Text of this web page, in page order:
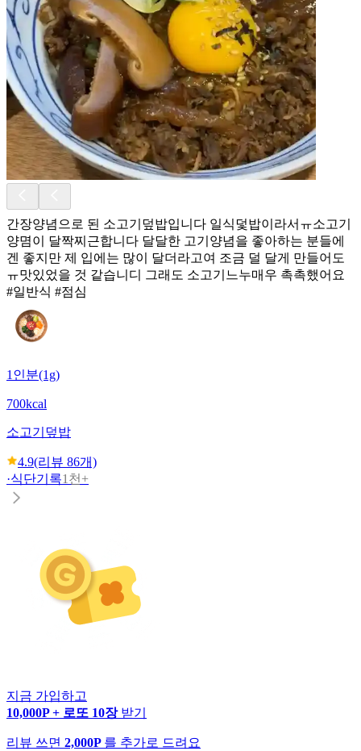
간장양념으로 된 소고기덮밥입니다 일식덫밥이라서ㅠ소고기
양몀이 달짝찌근합니다 달달한 고기양념을 좋아하는 분들에
겐 좋지만 제 입에는 많이 달더라고여 조금 덜 달게 만들어도
ㅠ맛있었을 것 같습니디 그래도 소고기느누매우 촉촉했어요
#일반식 #점심
1인분(1g)
700kcal
소고기덮밥
4.9(리뷰 86개)
·식단기록1천+
지금 가입하고
10,000P + 로또 10장 받기
리뷰 쓰면 2,000P 를 추가로 드려요